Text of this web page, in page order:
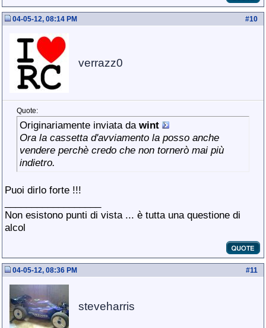
#10
04-05-12, 08:14 PM
verrazz0
Quote:
Originariamente inviata da wint
Ora la cassetta d'avviamento la posso anche
vendere perchè credo che non tornerò mai più
indietro.
Puoi dirlo forte !!!
Non esistono punti di vista ... è tutta una questione di
alcol
#11
04-05-12, 08:36 PM
steveharris